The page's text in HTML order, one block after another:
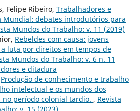
Felipe Ribeiro, Trabalhadores e
Mundial: debates introdutórios para
Mundos do Trabalho: v. 11 (2019)
Rebeldes com causa: jovens
luta por direitos em tempos de
Mundos do Trabalho: v. 6 n. 11
e ditadura
Produção de conhecimento e trabalho
intelectual e os mundos dos
no período colonial tardio. , Revista